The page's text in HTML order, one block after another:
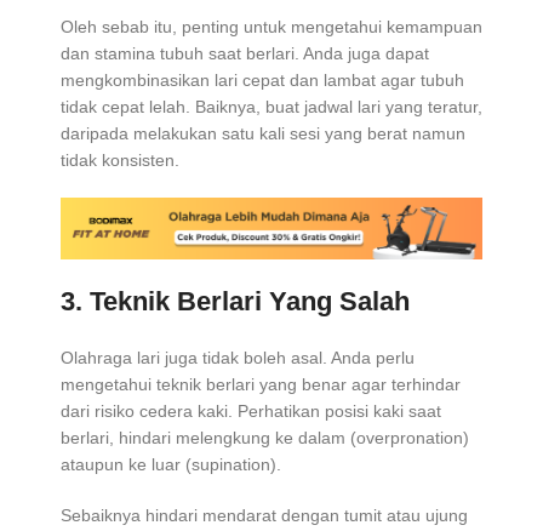
Oleh sebab itu, penting untuk mengetahui kemampuan
dan stamina tubuh saat berlari. Anda juga dapat
mengkombinasikan lari cepat dan lambat agar tubuh
tidak cepat lelah. Baiknya, buat jadwal lari yang teratur,
daripada melakukan satu kali sesi yang berat namun
tidak konsisten.
3. Teknik Berlari Yang Salah
Olahraga lari juga tidak boleh asal. Anda perlu
mengetahui teknik berlari yang benar agar terhindar
dari risiko cedera kaki. Perhatikan posisi kaki saat
berlari, hindari melengkung ke dalam (overpronation)
ataupun ke luar (supination).
Sebaiknya hindari mendarat dengan tumit atau ujung